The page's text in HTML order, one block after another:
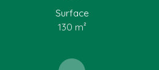
Surface
130 m²